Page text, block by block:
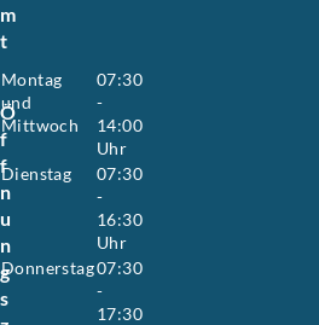
m
t
Ö
f
f
n
u
n
g
s
Montag
und
Mittwoch
07:30
-
14:00
Uhr
Dienstag
07:30
-
16:30
Uhr
Donnerstag07:30
-
17:30